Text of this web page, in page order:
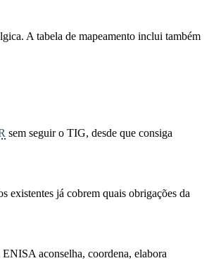
A tabela de mapeamento inclui também
sem seguir o TIG, desde que consiga
existentes já cobrem quais obrigações da
aconselha, coordena, elabora